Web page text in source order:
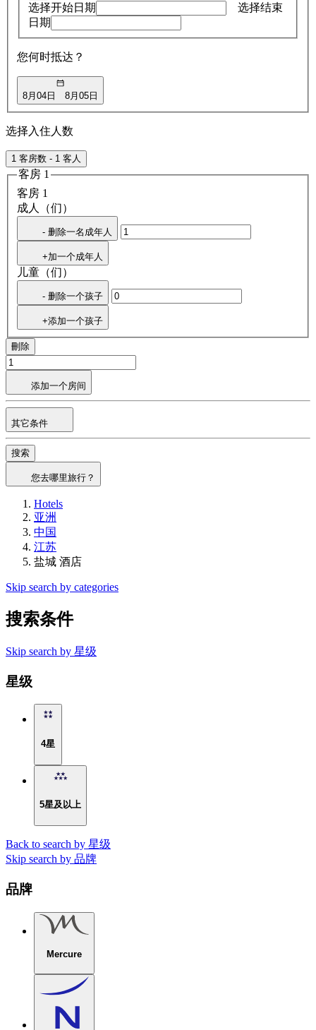
选择开始日期
选择结束
日期
您何时抵达？
8月04日 8月05日
选择入住人数
1 客房数 - 1 客人
客房 1
客房 1
成人（们）
- 删除一名成年人
+加一个成年人
儿童（们）
- 删除一个孩子
+添加一个孩子
刪除
添加一个房间
其它条件
搜索
您去哪里旅行？
Hotels
亚洲
中国
江苏
盐城 酒店
Skip search by categories
搜索条件
Skip search by 星级
星级
4星
5星及以上
Back to search by 星级
Skip search by 品牌
品牌
Mercure